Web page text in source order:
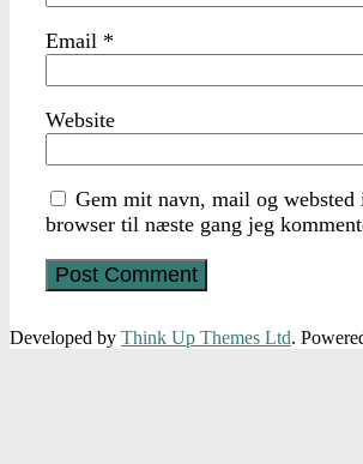
Email *
Website
Gem mit navn, mail og websted
browser til næste gang jeg
Developed by Think Up Themes Ltd.